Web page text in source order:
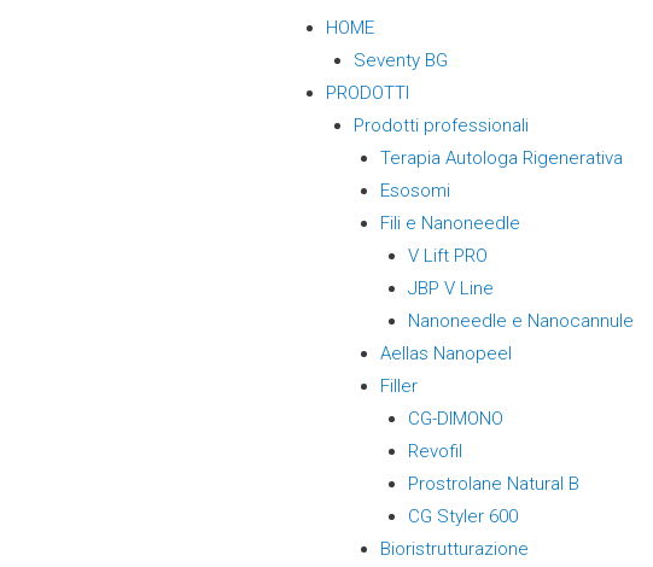
HOME
Seventy BG
PRODOTTI
Prodotti professionali
Terapia Autologa Rigenerativa
Esosomi
Fili e Nanoneedle
V Lift PRO
JBP V Line
Nanoneedle e Nanocannule
Aellas Nanopeel
Filler
CG-DIMONO
Revofil
Prostrolane Natural B
CG Styler 600
Bioristrutturazione